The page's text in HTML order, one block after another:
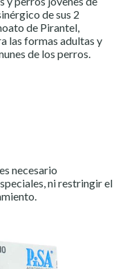
de sus 2
de Pirantel,
las formas adultas y
de los perros.
necesario
ni restringir el